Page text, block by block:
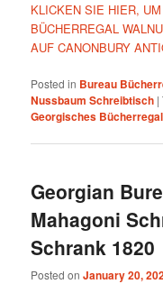
KLICKEN SIE HIER,
BÜCHERREGAL
AUF CANONBURY
Posted in Bureau
Nussbaum Schreibtisch |
Georgisches Bücherregal
Georgian
Mahagoni
Schrank 1820
Posted onJanuary 20,